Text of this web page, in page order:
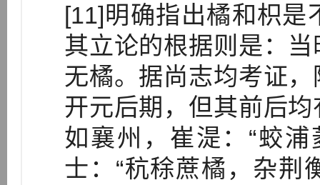
[11]明确指出橘和枳是
其立论的根据则是：
无橘。据尚志均考证
开元后期，但其前后
如襄州，崔湜：“蛟
士：“秔稌蔗橘，杂荆